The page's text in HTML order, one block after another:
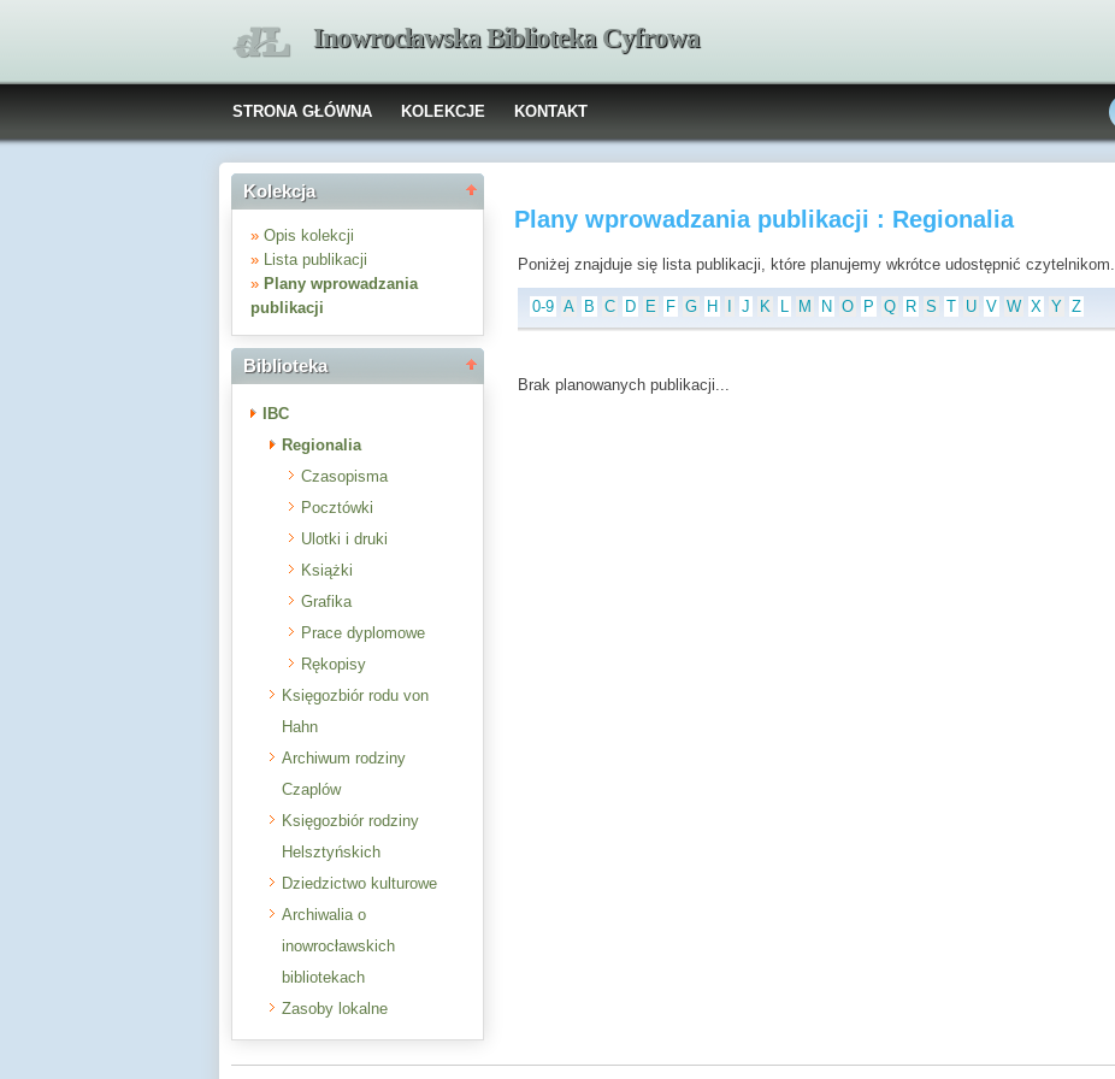
Inowrocławska Biblioteka Cyfrowa
STRONA GŁÓWNA KOLEKCJE KONTAKT
Kolekcja
» Opis kolekcji
» Lista publikacji
» Plany wprowadzania
publikacji
Biblioteka
IBC
Regionalia
Czasopisma
Pocztówki
Ulotki i druki
Książki
Grafika
Prace dyplomowe
Rękopisy
Księgozbiór rodu von
Hahn
Archiwum rodziny
Czaplów
Księgozbiór rodziny
Helsztyńskich
Dziedzictwo kulturowe
Archiwalia o
inowrocławskich
bibliotekach
Zasoby lokalne
Plany wprowadzania publikacji : Regionalia
Poniżej znajduje się lista publikacji, które planujemy wkrótce udostępnić czytelnikom.
0-9 A B C D E F G H J K L M N O P Q R S T U V W X Y Z
Brak planowanych publikacji...